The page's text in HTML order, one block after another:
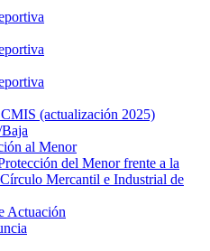
(actualización 2025)
al Menor
del Menor frente a la
Mercantil e Industrial de
Actuación